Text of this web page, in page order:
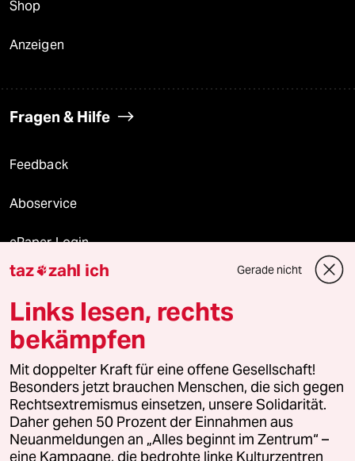
Shop
Anzeigen
Fragen & Hilfe
Feedback
Aboservice
ePaper Login
Downloads für Abonnierende
© 2026 taz Verlags und Vertriebs GmbH
Alle Rechte vorbehalten. Bei rechtlichen Fragen oder für Genehmigungen
wenden Sie sich bitte an
lizenzen@taz.de
Feedback Redaktionsstatut Kommune-Richtlinien
taz zahl ich Gerade nicht
Links lesen, rechts
bekämpfen
Mit doppelter Kraft für eine offene Gesellschaft!
Besonders jetzt brauchen Menschen, die sich gegen
Rechtsextremismus einsetzen, unsere Solidarität.
Daher gehen 50 Prozent der Einnahmen aus
Neuanmeldungen an „Alles beginnt im Zentrum“ –
eine Kampagne, die bedrohte linke Kulturzentren